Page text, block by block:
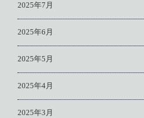
2025年7月
2025年6月
2025年5月
2025年4月
2025年3月